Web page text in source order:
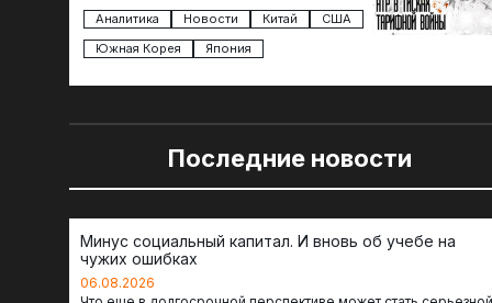
импорта из более 100 стран…
Аналитика Новости Китай
США
Южная Корея
Япония
Последние новости
Минус социальный капитал. И вновь об учебе на
чужих ошибках
06.08.2026